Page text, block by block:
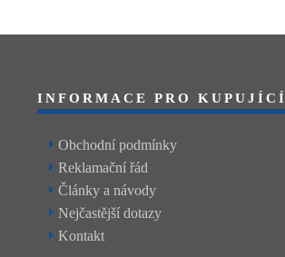
INFORMACE PRO KUPUJÍCÍ
Obchodní podmínky
Reklamační řád
Články a návody
Nejčastější dotazy
Kontakt